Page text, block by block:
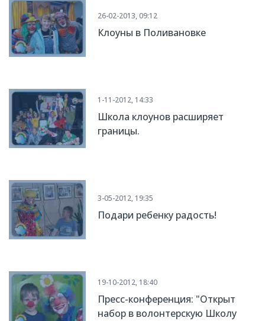
26-02-2013, 09:12
Клоуны в Поливановке
1-11-2012, 14:33
Школа клоунов расширяет
границы.
3-05-2012, 19:35
Подари ребенку радость!
19-10-2012, 18:40
Пресс-конференция: "Открыт
набор в волонтерскую Школу